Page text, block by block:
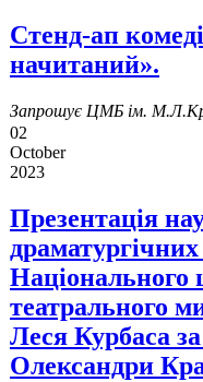
Стенд-ап
начитаний».
Запрошує ЦМБ ім.
02
October
2023
Презентація
Національного
театрального
Леся Курбаса
Олександри